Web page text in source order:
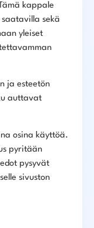
kappale
sekä
yleiset
ja esteetön
auttavat
osina käyttöä.
pyritään
pysyvät
sivuston